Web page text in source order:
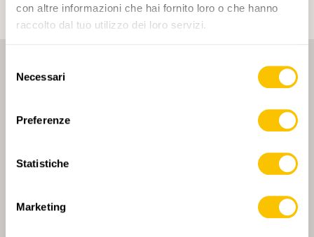
con altre informazioni che hai fornito loro o che hanno
raccolto dal tuo utilizzo dei loro servizi.
delNecessari
Preferenze
Statistiche
Marketing